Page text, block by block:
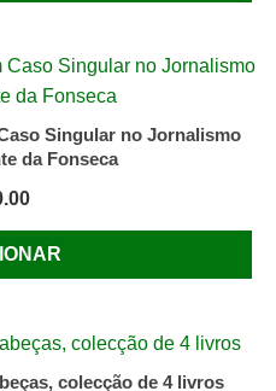
Singular no Jornalismo
da Fonseca
colecção de 4 livros